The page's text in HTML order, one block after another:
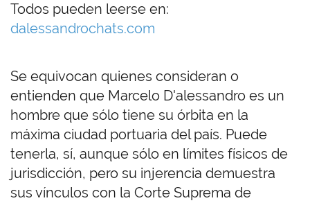
Todos pueden leerse en:
dalessandrochats.com
Se equivocan quienes consideran o
entienden que Marcelo D'alessandro es un
hombre que sólo tiene su órbita en la
máxima ciudad portuaria del país. Puede
tenerla, sí, aunque sólo en límites físicos de
jurisdicción, pero su injerencia demuestra
sus vínculos con la Corte Suprema de